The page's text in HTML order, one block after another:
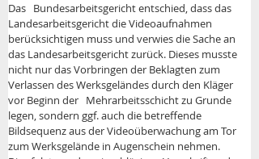
Das   Bundesarbeitsgericht entschied, dass das
Landesarbeitsgericht die Videoaufnahmen
berücksichtigen muss und verwies die Sache an
das Landesarbeitsgericht zurück. Dieses musste
nicht nur das Vorbringen der Beklagten zum
Verlassen des Werksgeländes durch den Kläger
vor Beginn der   Mehrarbeitsschicht zu Grunde
legen, sondern ggf. auch die betreffende
Bildsequenz aus der Videoüberwachung am Tor
zum Werksgelände in Augenschein nehmen.